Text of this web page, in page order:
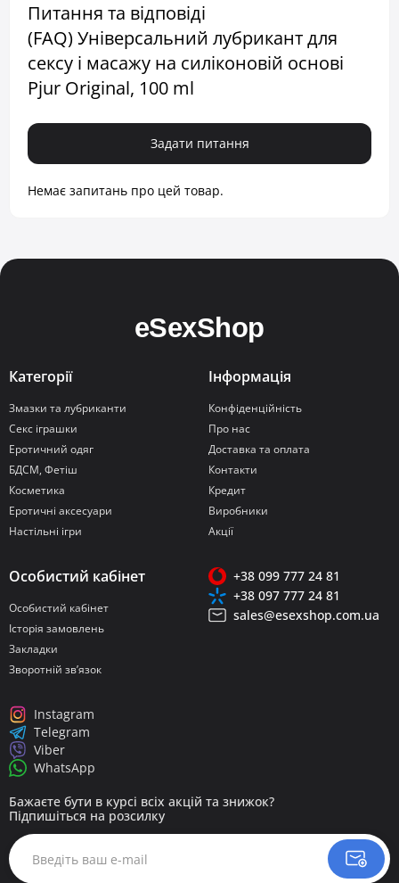
Питання та відповіді
(FAQ) Універсальний лубрикант для
сексу і масажу на силіконовій основі
Pjur Original, 100 ml
Задати питання
Немає запитань про цей товар.
Категорії
Змазки та лубриканти
Секс іграшки
Еротичний одяг
БДСМ, Фетіш
Косметика
Еротичні аксесуари
Настільні ігри
Інформація
Конфіденційність
Про нас
Доставка та оплата
Контакти
Кредит
Виробники
Акції
Особистий кабінет
Особистий кабінет
Історія замовлень
Закладки
Зворотній зв’язок
Бажаєте бути в курсі всіх акцій та знижок?
Підпишіться на розсилку
+38 099 777 24 81
+38 097 777 24 81
sales@esexshop.com.ua
Instagram
Telegram
Viber
WhatsApp